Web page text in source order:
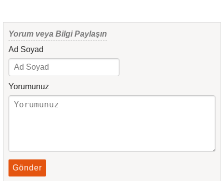
Yorum veya Bilgi Paylaşın
Ad Soyad
Yorumunuz
Gönder